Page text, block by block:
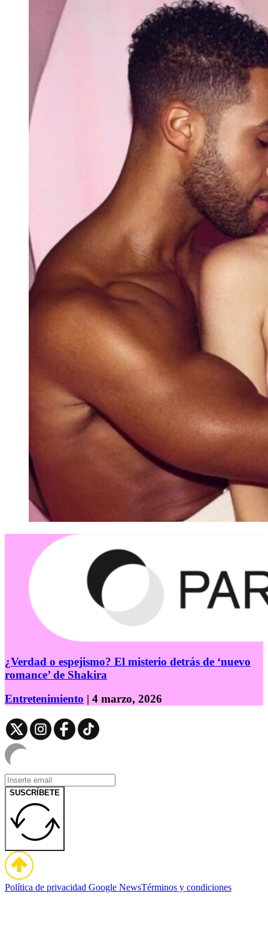
¿Verdad o espejismo? El misterio detrás de ‘nuevo
romance’ de Shakira
Entretenimiento | 4 marzo, 2026
SUSCRÍBETE
Política de privacidad Google NewsTérminos y condiciones